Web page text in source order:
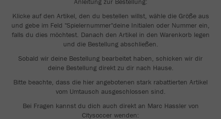
Klicke auf den Artikel, den du bestellen willst, wähle die Größe aus
und gebe im Feld "Spielernummer"deine Initialen oder Nummer ein,
falls du dies möchtest. Danach den Artikel in den Warenkorb legen
und die Bestellung abschließen.
Sobald wir deine Bestellung bearbeitet haben, schicken wir dir
deine Bestellung direkt zu dir nach Hause.
Bitte beachte, dass die hier angebotenen stark rabattierten Artikel
vom Umtausch ausgeschlossen sind.
Bei Fragen kannst du dich auch direkt an Marc Hassler von
Citysoccer wenden: